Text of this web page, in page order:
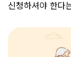
신청하셔야 한다